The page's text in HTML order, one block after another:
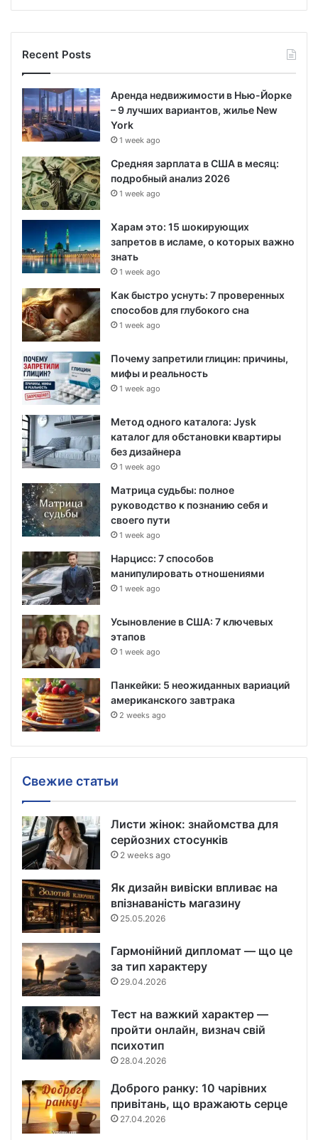
Recent Posts
Аренда недвижимости в Нью-Йорке
– 9 лучших вариантов, жилье New
York
1 week ago
Средняя зарплата в США в месяц:
подробный анализ 2026
1 week ago
Харам это: 15 шокирующих
запретов в исламе, о которых важно
знать
1 week ago
Как быстро уснуть: 7 проверенных
способов для глубокого сна
1 week ago
Почему запретили глицин: причины,
мифы и реальность
1 week ago
Метод одного каталога: Jysk
каталог для обстановки квартиры
без дизайнера
1 week ago
Матрица судьбы: полное
руководство к познанию себя и
своего пути
1 week ago
Нарцисс: 7 способов
манипулировать отношениями
1 week ago
Усыновление в США: 7 ключевых
этапов
1 week ago
Панкейки: 5 неожиданных вариаций
американского завтрака
2 weeks ago
Свежие статьи
Листи жінок: знайомства для
серйозних стосунків
2 weeks ago
Як дизайн вивіски впливає на
впізнаваність магазину
25.05.2026
Гармонійний дипломат — що це
за тип характеру
29.04.2026
Тест на важкий характер —
пройти онлайн, визнач свій
психотип
28.04.2026
Доброго ранку: 10 чарівних
привітань, що вражають серце
27.04.2026